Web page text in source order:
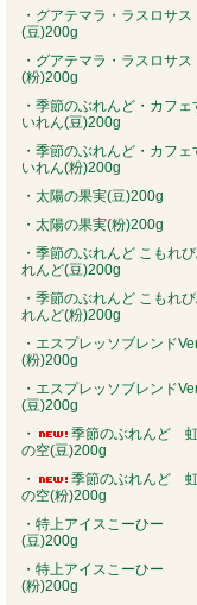
・グアテマラ・ラスロサス
(豆)200g
・グアテマラ・ラスロサス
(粉)200g
・季節のぶれんど・カフェ
いれん(豆)200g
・季節のぶれんど・カフェ
いれん(粉)200g
・太陽の果実(豆)200g
・太陽の果実(粉)200g
・季節のぶれんど こもれ
れんど(豆)200g
・季節のぶれんど こもれ
れんど(粉)200g
・エスプレッソブレンド
(粉)200g
・エスプレッソブレンド
(豆)200g
・
季節のぶれんど
の空(豆)200g
・
季節のぶれんど
の空(粉)200g
・特上アイスこーひー
(豆)200g
・特上アイスこーひー
(粉)200g